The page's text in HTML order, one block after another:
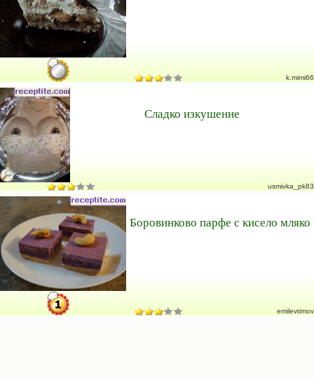
k.mimi66
Сладко изкушение
usmivka_pk83
Боровинково парфе с кисело мляко
emilevtimov